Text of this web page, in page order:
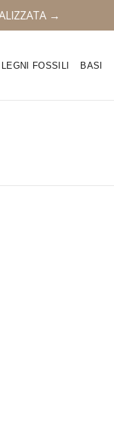
→
LEGNI FOSSILI BASI